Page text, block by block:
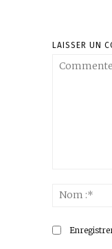
LAISSER UN